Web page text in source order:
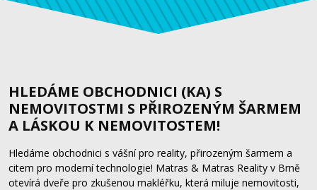
HLEDÁME OBCHODNICI (KA) S
NEMOVITOSTMI S PŘIROZENÝM ŠARMEM
A LÁSKOU K NEMOVITOSTEM!
Hledáme obchodnici s vášní pro reality, přirozeným šarmem a
citem pro moderní technologie! Matras & Matras Reality v Brně
otevírá dveře pro zkušenou makléřku, která miluje nemovitosti,